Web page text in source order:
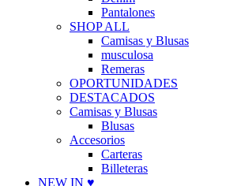
Pantalones
SHOP ALL
Camisas y Blusas
musculosa
Remeras
OPORTUNIDADES
DESTACADOS
Camisas y Blusas
Blusas
Accesorios
Carteras
Billeteras
NEW IN ♥